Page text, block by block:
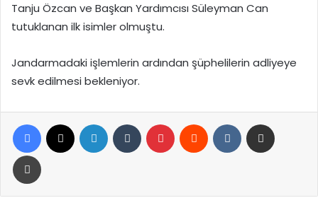
Tanju Özcan ve Başkan Yardımcısı Süleyman Can
tutuklanan ilk isimler olmuştu.
Jandarmadaki işlemlerin ardından şüphelilerin adliyeye
sevk edilmesi bekleniyor.
Facebook LinkedIn Tumblr Pinterest Reddit VKontakte
Yazdır